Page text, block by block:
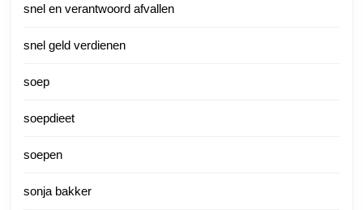
snel en verantwoord afvallen
snel geld verdienen
soep
soepdieet
soepen
sonja bakker